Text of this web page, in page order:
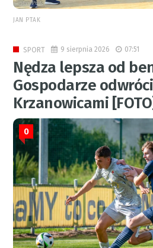
JAN PTAK
SPORT 9 sierpnia 2026 07:51
Nędza lepsza od
Gospodarze
Krzanowicami
0